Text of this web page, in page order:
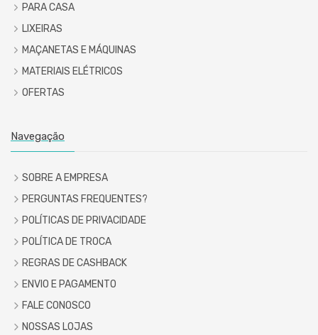
PARA CASA
LIXEIRAS
MAÇANETAS E MÁQUINAS
MATERIAIS ELÉTRICOS
OFERTAS
Navegação
SOBRE A EMPRESA
PERGUNTAS FREQUENTES?
POLÍTICAS DE PRIVACIDADE
POLÍTICA DE TROCA
REGRAS DE CASHBACK
ENVIO E PAGAMENTO
FALE CONOSCO
NOSSAS LOJAS